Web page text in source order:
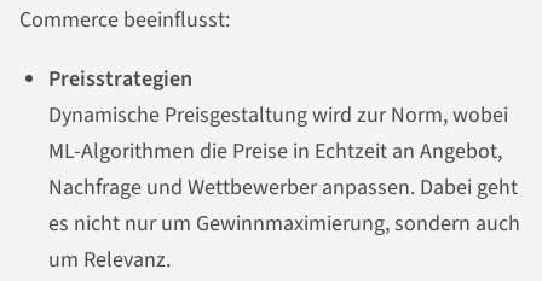
Commerce beeinflusst:
Preisstrategien
Dynamische Preisgestaltung wird zur Norm, wobei
ML-Algorithmen die Preise in Echtzeit an Angebot,
Nachfrage und Wettbewerber anpassen. Dabei geht
es nicht nur um Gewinnmaximierung, sondern auch
um Relevanz.